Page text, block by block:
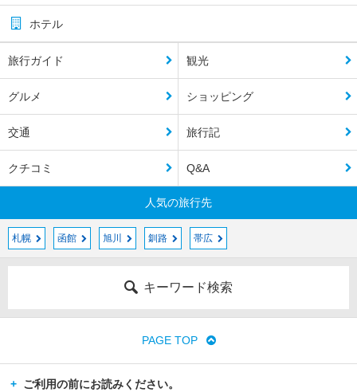
ホテル
旅行ガイド 観光
グルメ ショッピング
交通 旅行記
クチコミ Q&A
人気の旅行先
札幌 函館 旭川 釧路 帯広
キーワード検索
PAGE TOP
ご利用の前にお読みください。